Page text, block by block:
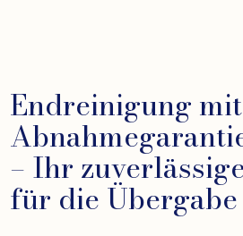
Endreinigung mit
– Ihr
für die Übergabe